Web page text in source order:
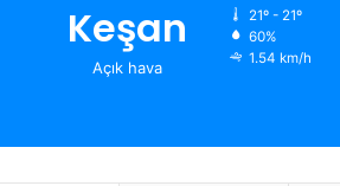
Keşan
Açık hava
21º - 21º
60%
1.54 km/h